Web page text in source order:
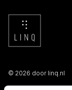
© 2026 door linq.nl